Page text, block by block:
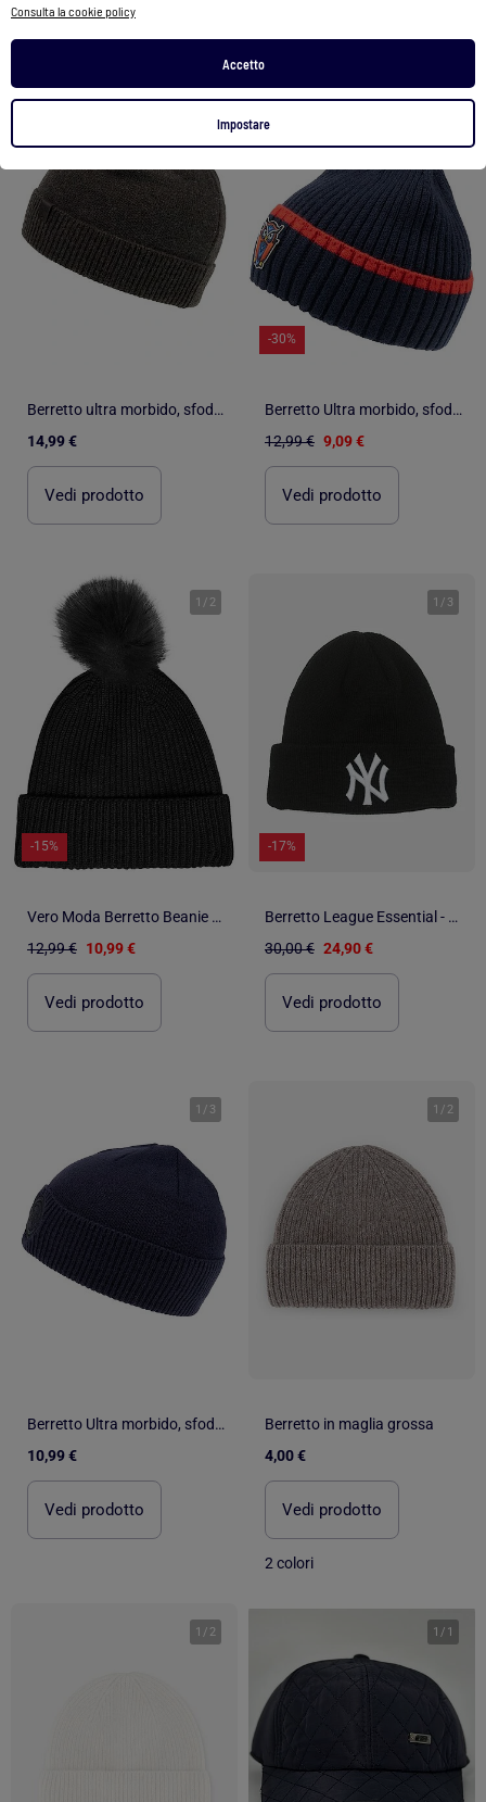
Consulta la cookie policy
Accetto
Impostare
Berretto ultra morbido, sfoderato uomo Isotoner
14,99 €
Vedi prodotto
-30%
Berretto Ultra morbido, sfoderato unisex bambino Isotoner
12,99 € 9,09 €
Vedi prodotto
1 / 2
-15%
Vero Moda Berretto Beanie da Donna
12,99 € 10,99 €
Vedi prodotto
1 / 3
-17%
Berretto League Essential - New Era
30,00 € 24,90 €
Vedi prodotto
1 / 3
Berretto Ultra morbido, sfoderato unisex bambino Isotoner
10,99 €
Vedi prodotto
1 / 2
Berretto in maglia grossa
4,00 €
Vedi prodotto
2 colori
1 / 2 1 / 1